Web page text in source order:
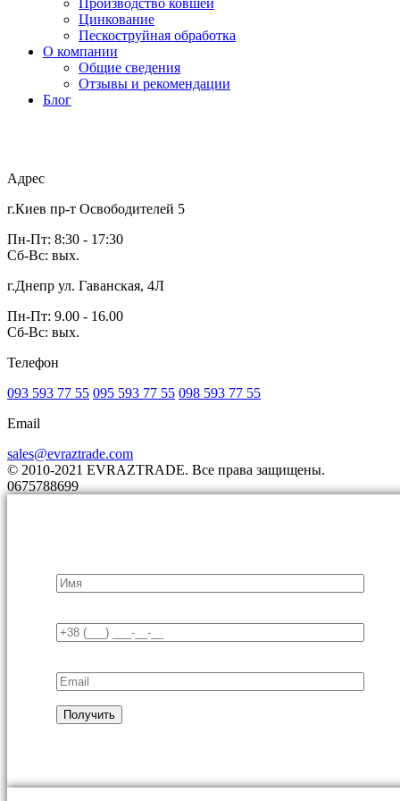
Цинкование
Пескоструйная обработка
О компании
Общие сведения
Отзывы и рекомендации
Блог
Адрес
г.Киев пр-т Освободителей 5
Пн-Пт: 8:30 - 17:30
Сб-Вс: вых.
г.Днепр ул. Гаванская, 4Л
Пн-Пт: 9.00 - 16.00
Сб-Вс: вых.
Телефон
093 593 77 55 095 593 77 55 098 593 77 55
Email
sales@evraztrade.com
© 2010-2021 EVRAZTRADE. Все права защищены.
0675788699